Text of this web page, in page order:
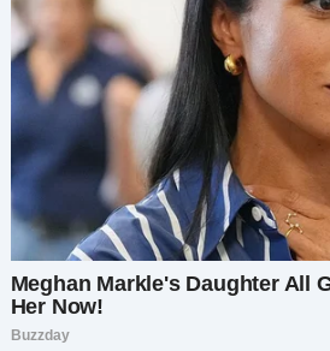
Я умоляла его остановиться.
проспаться, отдохнуть. Но он
осталась сидеть в машине, с
сердцем, пока он сыпал
за другим. И это на глазах у
маленьких детей.
Именно в ту ночь трещины
больше не могла
сломалось что-то, что я не
бы ни старалась. Но тогда я от
не знала, как. Я не хотела. Я